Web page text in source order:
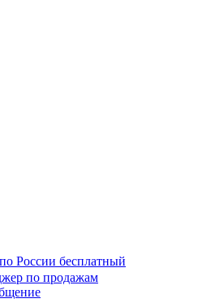
России бесплатный
по продажам